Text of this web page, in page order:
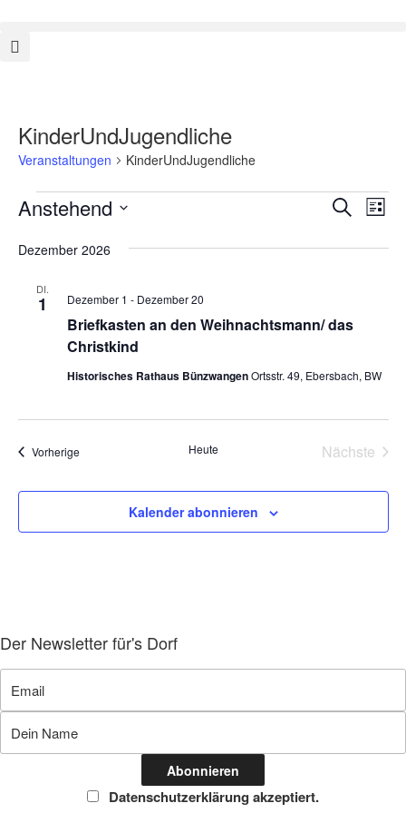
KinderUndJugendliche
Veranstaltungen KinderUndJugendliche
und
SucheListe
Anstehend
wählen.
Dezember 2026
DI.
1
Briefkasten an den Weihnachtsmann/ das
Christkind
Dezember 1 - Dezember 20
Historisches Rathaus BünzwangenOrtsstr. 49, Ebersbach, BW
VorherigeVeranstaltungen Heute
Nächste
Kalender abonnieren
Der Newsletter für's Dorf
Datenschutzerklärung akzeptiert.